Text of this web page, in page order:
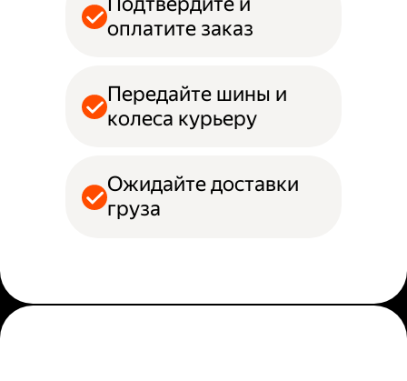
оплатите заказ
Передайте шины и
колеса курьеру
Ожидайте доставки
груза